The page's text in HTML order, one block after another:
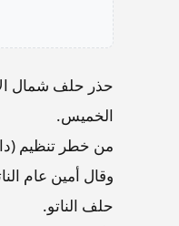
حذر حلف شمال
الخميس.
من خطر تنظيم
وقال أمين عام
حلف الناتو.